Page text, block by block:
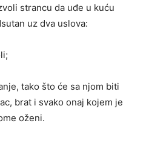
strancu da uđe u kuću
uz dva uslova:
tako što će sa njom biti
brat i svako onaj kojem je
oženi.